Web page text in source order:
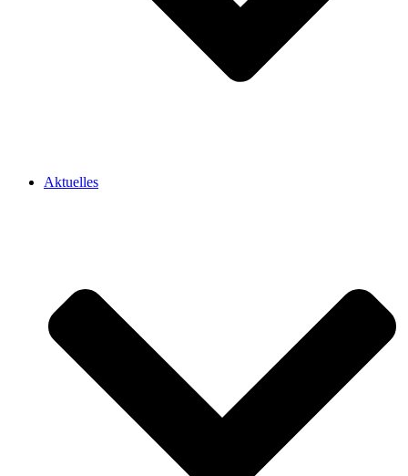
Aktuelles